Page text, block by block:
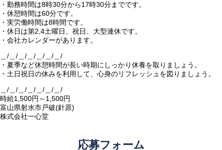
・勤務時間は8時30分から17時30分までです。
・休憩時間は60分です。
・実労働時間は8時間です。
・休日は第2,4土曜日、祝日、大型連休です。
・会社カレンダーがあります。
＿/＿/＿/＿/＿/＿/＿/
・夏季など休憩時間が長い時期にしっかり休養を取りましょう。
・土日祝日の休みを利用して、心身のリフレッシュを図りましょう。
＿/＿/＿/＿/＿/＿/＿/
時給1,500円～1,500円
富山県射水市戸破(針原)
株式会社一心堂
応募フォーム